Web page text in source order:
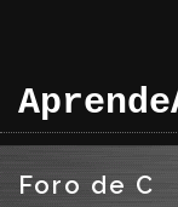
Foro de C